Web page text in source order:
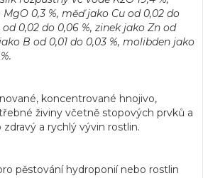
0,3 %, měď jako Cu od 0,02 do
0,02 do 0,06 %, zinek jako Zn od
B od 0,01 do 0,03 %, molibden jako
koncentrované hnojivo,
živiny včetně stopových prvků a
a rychlý vývin rostlin.
pěstování hydroponií nebo rostlin